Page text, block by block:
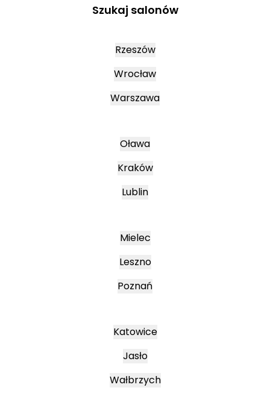
Szukaj salonów
Rzeszów
Wrocław
Warszawa
Oława
Kraków
Lublin
Mielec
Leszno
Poznań
Katowice
Jasło
Wałbrzych